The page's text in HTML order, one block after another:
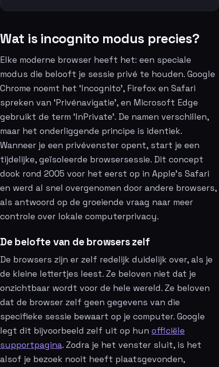
Wat is incognito modus precies?
Elke moderne browser heeft het: een speciale
modus die belooft je sessie privé te houden. Google
Chrome noemt het ‘Incognito’, Firefox en Safari
spreken van ‘Privénavigatie’, en Microsoft Edge
gebruikt de term ‘InPrivate’. De namen verschillen,
maar het onderliggende principe is identiek.
Wanneer je een privévenster opent, start je een
tijdelijke, geïsoleerde browsersessie. Dit concept
dook rond 2005 voor het eerst op in Apple’s Safari
en werd al snel overgenomen door andere browsers,
als antwoord op de groeiende vraag naar meer
controle over lokale computerprivacy.
De belofte van de browsers zelf
De browsers zijn er zelf redelijk duidelijk over, als je
de kleine lettertjes leest. Ze beloven niet dat je
onzichtbaar wordt voor de hele wereld. Ze beloven
dat de browser zelf geen gegevens van die
specifieke sessie bewaart op je computer. Google
legt dit bijvoorbeeld zelf uit op hun officiële
supportpagina. Zodra je het venster sluit, is het
alsof je bezoek nooit heeft plaatsgevonden,